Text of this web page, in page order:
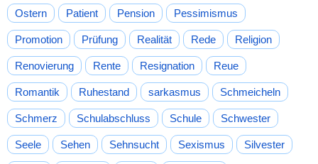
Ostern Patient Pension Pessimismus
Promotion Prüfung Realität Rede Religion
Renovierung Rente Resignation Reue
Romantik Ruhestand sarkasmus Schmeicheln
Schmerz Schulabschluss Schule Schwester
Seele Sehen Sehnsucht Sexismus Silvester